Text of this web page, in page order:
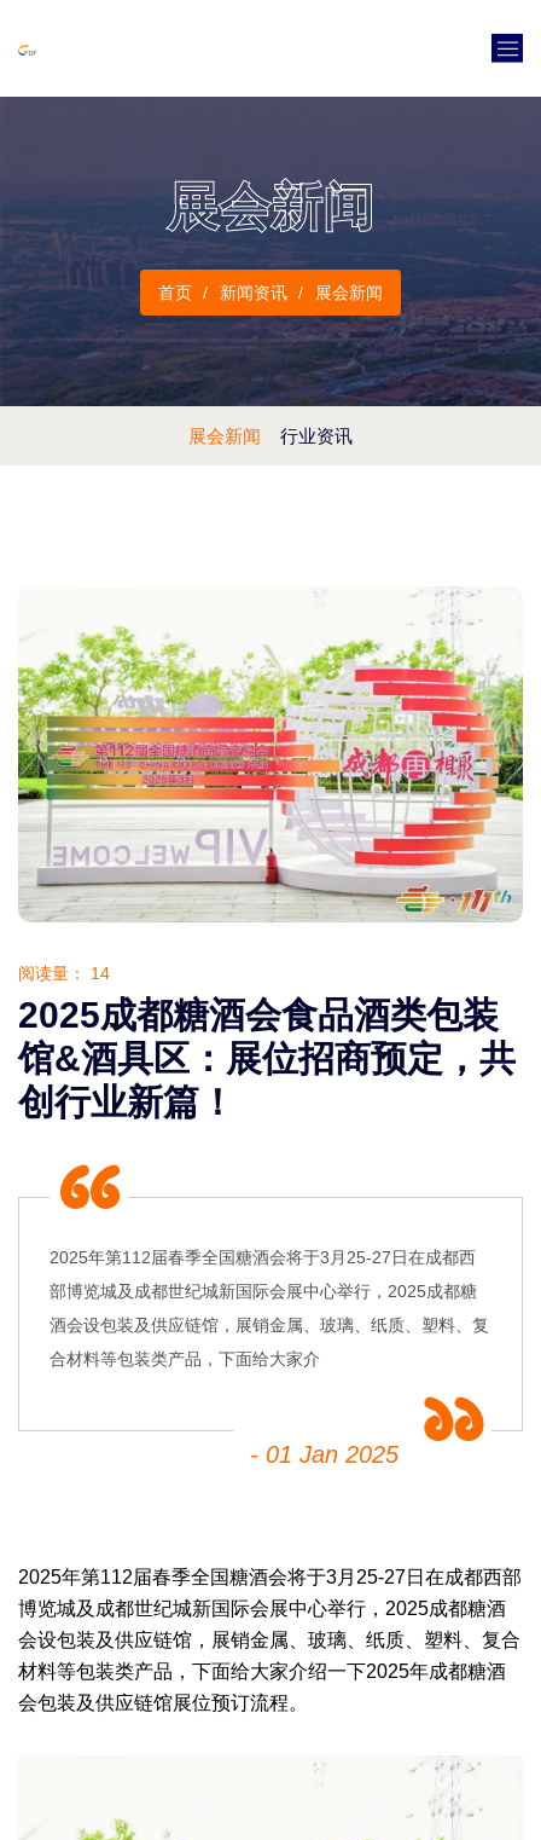
展会新闻
首页 新闻资讯 展会新闻
展会新闻 行业资讯
阅读量： 14
2025成都糖酒会食品酒类包装
馆&酒具区：展位招商预定，共
创行业新篇！
2025年第112届春季全国糖酒会将于3月25-27日在成都西
部博览城及成都世纪城新国际会展中心举行，2025成都糖
酒会设包装及供应链馆，展销金属、玻璃、纸质、塑料、复
合材料等包装类产品，下面给大家介
- 01 Jan 2025
2025年第112届春季全国糖酒会将于3月25-27日在成都西部
博览城及成都世纪城新国际会展中心举行， 2025成都糖酒
会设包装及供应链馆，展销金属、玻璃、纸质、塑料、复合
材料等包装类产品，下面给大家介绍一下2025年成都糖酒
会包装及供应链馆展位预订流程。